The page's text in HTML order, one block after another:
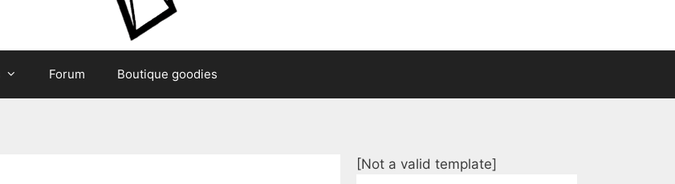
Forum Boutique goodies
[Not a valid template]